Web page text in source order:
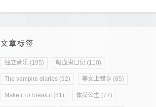
文章标签
独立音乐 (195) 吸血鬼日记 (110)
The vampire diaries (92) 美女上错身 (85)
Make it or break it (81) 体操公主 (77)